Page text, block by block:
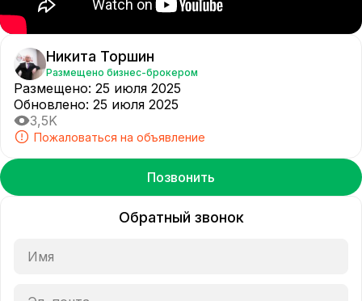
Никита Торшин
Размещено бизнес-брокером
Размещено: 25 июля 2025
Обновлено: 25 июля 2025
3,5K
Пожаловаться на объявление
Позвонить
Обратный звонок